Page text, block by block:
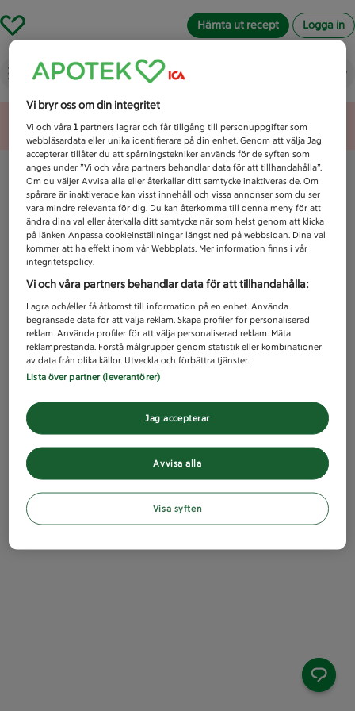
Hämta ut recept Logga in
Vad letar du efter idag?
Unknown error
Vi bryr oss om din integritet
Vi och våra1 partners lagrar och får tillgång till personuppgifter som
webbläsardata eller unika identifierare på din enhet. Genom att välja Jag
accepterar tillåter du att spårningstekniker används för de syften som
anges under ”Vi och våra partners behandlar data för att tillhandahålla”.
Om du väljer Avvisa alla eller återkallar ditt samtycke inaktiveras de. Om
spårare är inaktiverade kan visst innehåll och vissa annonser som du ser
vara mindre relevanta för dig. Du kan återkomma till denna meny för att
ändra dina val eller återkalla ditt samtycke när som helst genom att klicka
på länken Anpassa cookieinställningar längst ned på webbsidan. Dina val
kommer att ha effekt inom vår Webbplats. Mer information finns i vår
integritetspolicy.
Vi och våra partners behandlar data för att tillhandahålla:
Lagra och/eller få åtkomst till information på en enhet. Använda
begränsade data för att välja reklam. Skapa profiler för personaliserad
reklam. Använda profiler för att välja personaliserad reklam. Mäta
reklamprestanda. Förstå målgrupper genom statistik eller kombinationer
av data från olika källor. Utveckla och förbättra tjänster.
Lista över partner (leverantörer)
Avvisa alla
Jag accepterar
Visa syften